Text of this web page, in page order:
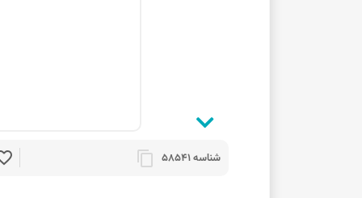
شناسه 58541 content_copy